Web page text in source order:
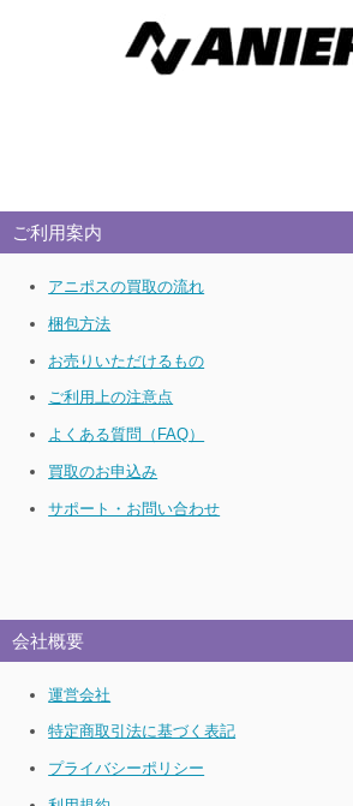
ご利用案内
アニポスの買取の流れ
梱包方法
お売りいただけるもの
ご利用上の注意点
よくある質問（FAQ）
買取のお申込み
サポート・お問い合わせ
会社概要
運営会社
特定商取引法に基づく表記
プライバシーポリシー